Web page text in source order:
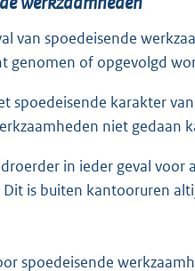
van spoedeisende
genomen of opgevolgd
spoedeisende karakter
niet gedaan
in ieder geval voor
is buiten kantooruren
spoedeisende